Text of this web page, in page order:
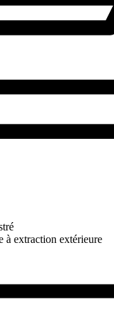
à extraction extérieure